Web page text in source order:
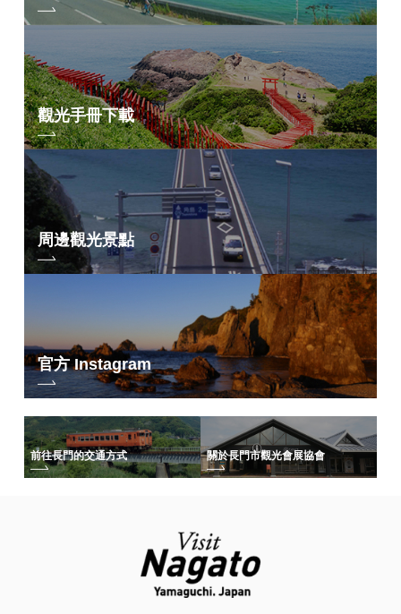
觀光手冊下載
周邊觀光景點
官方 Instagram
前往長門的交通方式 關於長門市觀光會展協會